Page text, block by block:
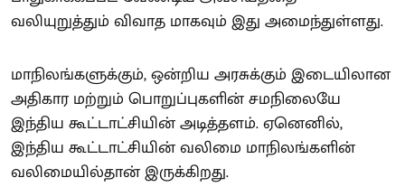
வலியுறுத்தும் விவாத மாகவும் இது அமைந்துள்ளது.
மாநிலங்களுக்கும், ஒன்றிய அரசுக்கும் இடையிலான
அதிகார மற்றும் பொறுப்புகளின் சமநிலையே
இந்திய கூட்டாட்சியின் அடித்தளம். ஏனெனில்,
இந்திய கூட்டாட்சியின் வலிமை மாநிலங்களின்
வலிமையில்தான் இருக்கிறது.